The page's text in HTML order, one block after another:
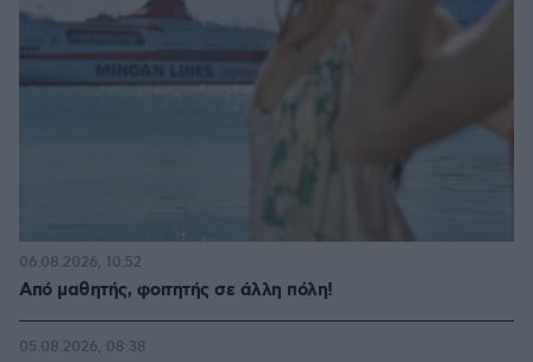
Από μαθητής, φοιτητής σε άλλη πόλη!
06.08.2026, 10:52
05.08.2026, 08:38